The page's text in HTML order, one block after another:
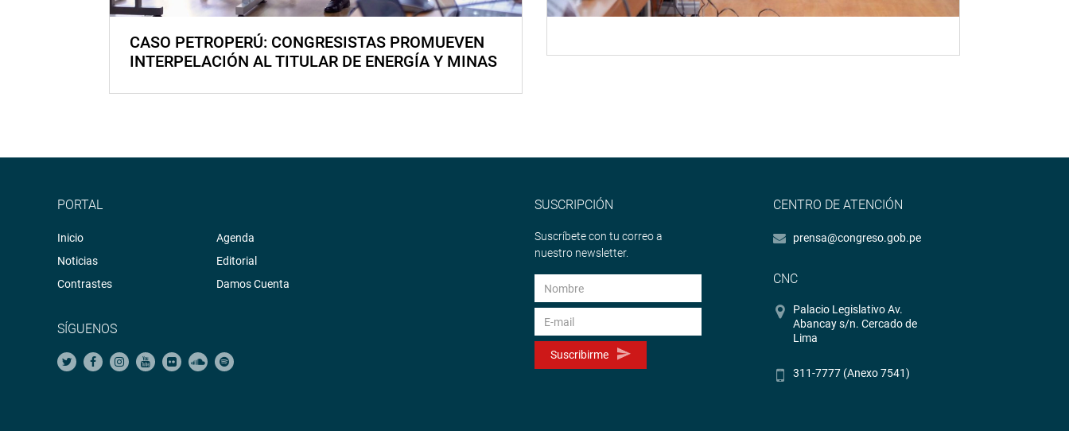
CASO PETROPERÚ: CONGRESISTAS PROMUEVEN
INTERPELACIÓN AL TITULAR DE ENERGÍA Y MINAS
PORTAL
Inicio
Noticias
Contrastes
Agenda
Editorial
Damos Cuenta
SÍGUENOS
SUSCRIPCIÓN
Suscríbete con tu correo a
nuestro newsletter.
Suscribirme
CENTRO DE ATENCIÓN
prensa@congreso.gob.pe
CNC
Palacio Legislativo Av.
Abancay s/n. Cercado de
Lima
311-7777 (Anexo 7541)